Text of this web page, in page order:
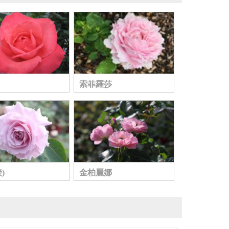
索菲羅莎
) 金柏麗娜